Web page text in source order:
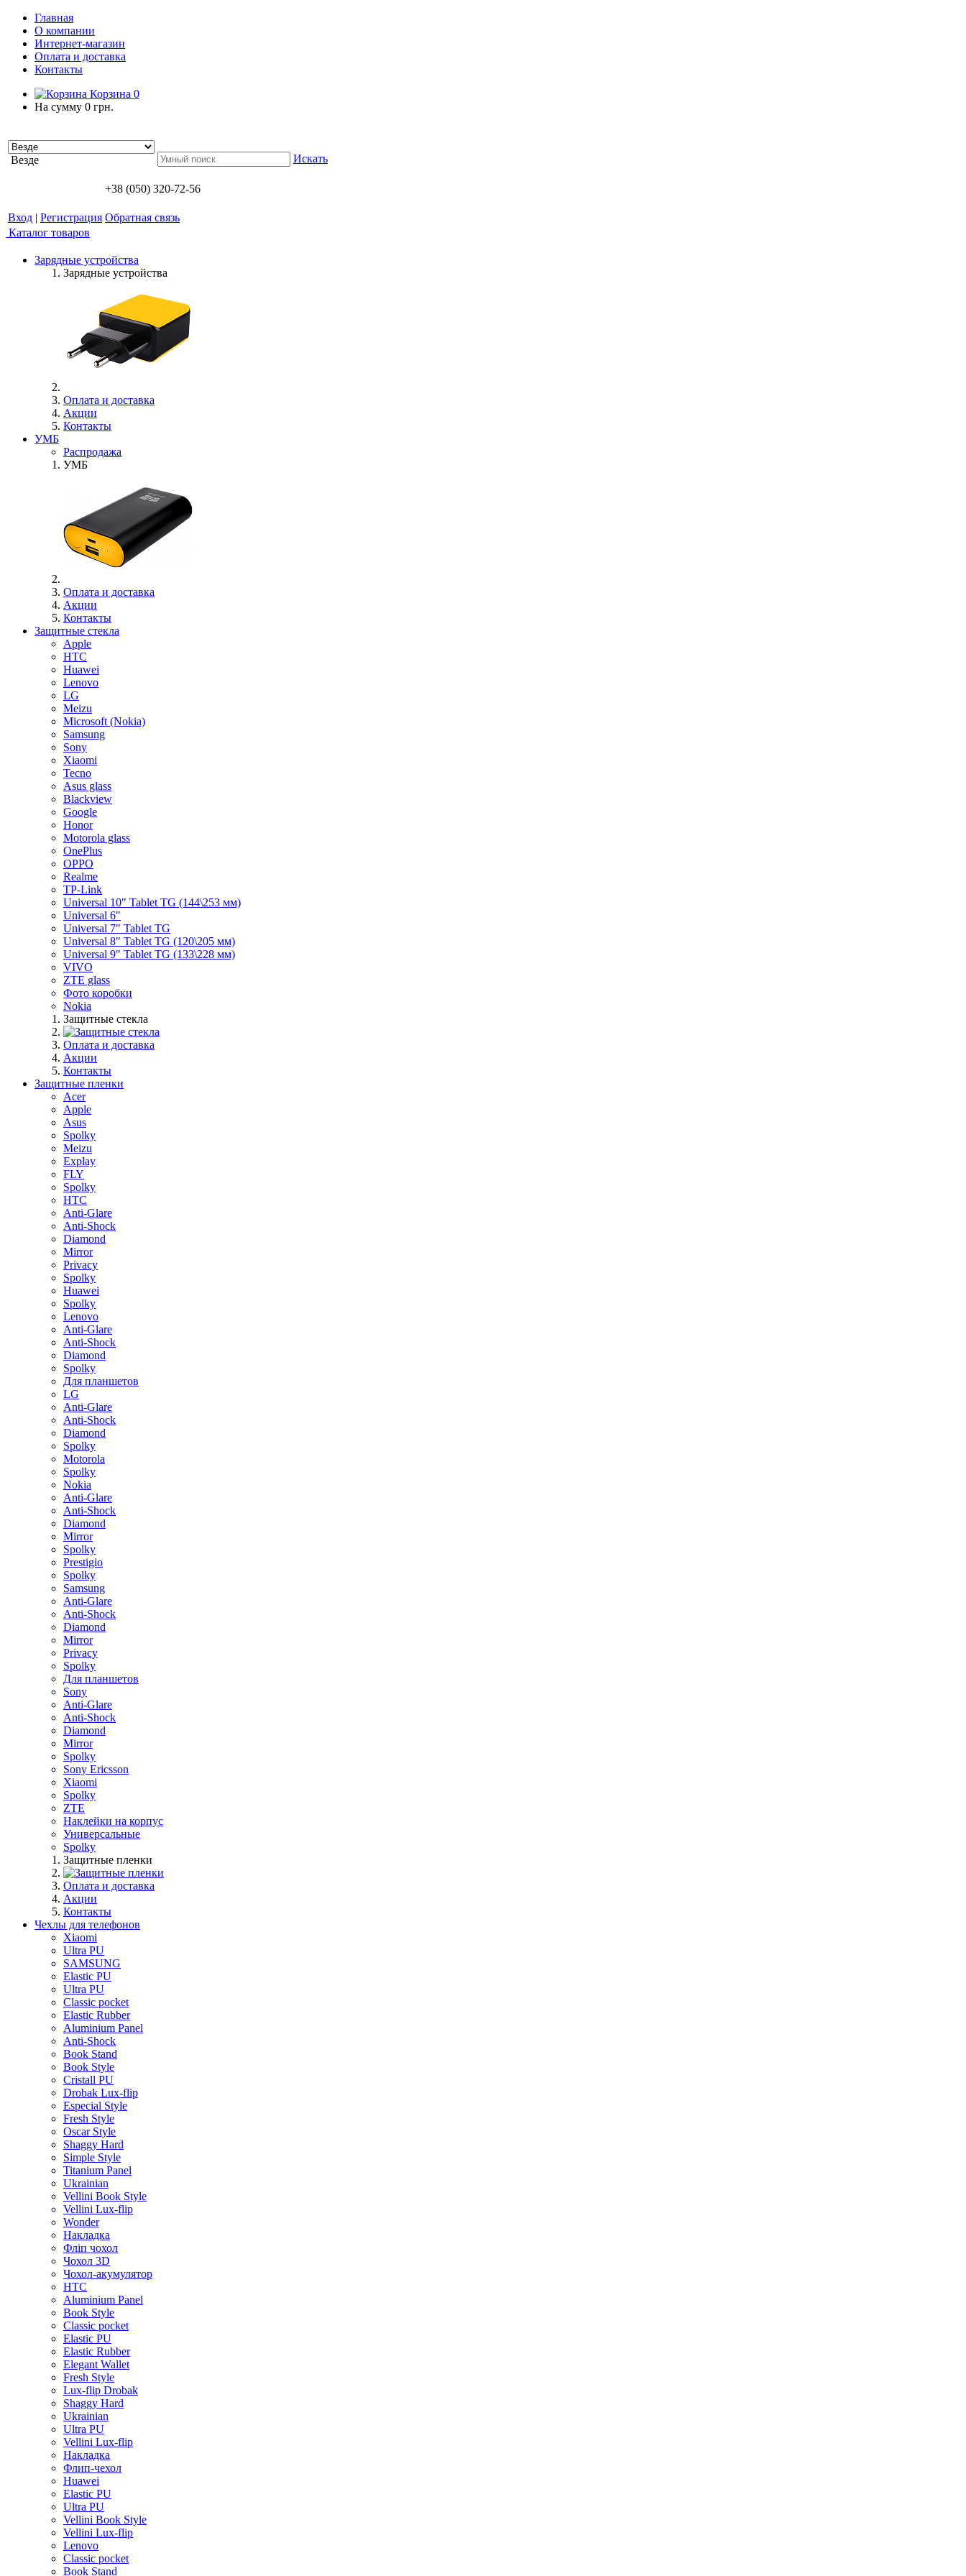
Главная
О компании
Интернет-магазин
Оплата и доставка
Контакты
Корзина 0
На сумму 0 грн.
Везде Искать
+38 (050) 320-72-56
Вход | Регистрация Обратная связь
Каталог товаров
Зарядные устройства
Зарядные устройства
Оплата и доставка
Акции
Контакты
УМБ
Распродажа
УМБ
Оплата и доставка
Акции
Контакты
Защитные стекла
Apple
HTC
Huawei
Lenovo
LG
Meizu
Microsoft (Nokia)
Samsung
Sony
Xiaomi
Tecno
Asus glass
Blackview
Google
Honor
Motorola glass
OnePlus
OPPO
Realme
TP-Link
Universal 10" Tablet TG (144\253 мм)
Universal 6"
Universal 7" Tablet TG
Universal 8" Tablet TG (120\205 мм)
Universal 9" Tablet TG (133\228 мм)
VIVO
ZTE glass
Фото коробки
Nokia
Защитные стекла
Оплата и доставка
Акции
Контакты
Защитные пленки
Acer
Apple
Asus
Spolky
Meizu
Explay
FLY
Spolky
HTC
Anti-Glare
Anti-Shock
Diamond
Mirror
Privacy
Spolky
Huawei
Spolky
Lenovo
Anti-Glare
Anti-Shock
Diamond
Spolky
Для планшетов
LG
Anti-Glare
Anti-Shock
Diamond
Spolky
Motorola
Spolky
Nokia
Anti-Glare
Anti-Shock
Diamond
Mirror
Spolky
Prestigio
Spolky
Samsung
Anti-Glare
Anti-Shock
Diamond
Mirror
Privacy
Spolky
Для планшетов
Sony
Anti-Glare
Anti-Shock
Diamond
Mirror
Spolky
Sony Ericsson
Xiaomi
Spolky
ZTE
Наклейки на корпус
Универсальные
Spolky
Защитные пленки
Оплата и доставка
Акции
Контакты
Чехлы для телефонов
Xiaomi
Ultra PU
SAMSUNG
Elastic PU
Ultra PU
Classic pocket
Elastic Rubber
Aluminium Panel
Anti-Shock
Book Stand
Book Style
Cristall PU
Drobak Lux-flip
Especial Style
Fresh Style
Oscar Style
Shaggy Hard
Simple Style
Titanium Panel
Ukrainian
Vellini Book Style
Vellini Lux-flip
Wonder
Накладка
Фліп чохол
Чохол 3D
Чохол-акумулятор
HTC
Aluminium Panel
Book Style
Classic pocket
Elastic PU
Elastic Rubber
Elegant Wallet
Fresh Style
Lux-flip Drobak
Shaggy Hard
Ukrainian
Ultra PU
Vellini Lux-flip
Накладка
Флип-чехол
Huawei
Elastic PU
Ultra PU
Vellini Book Style
Vellini Lux-flip
Lenovo
Classic pocket
Book Stand